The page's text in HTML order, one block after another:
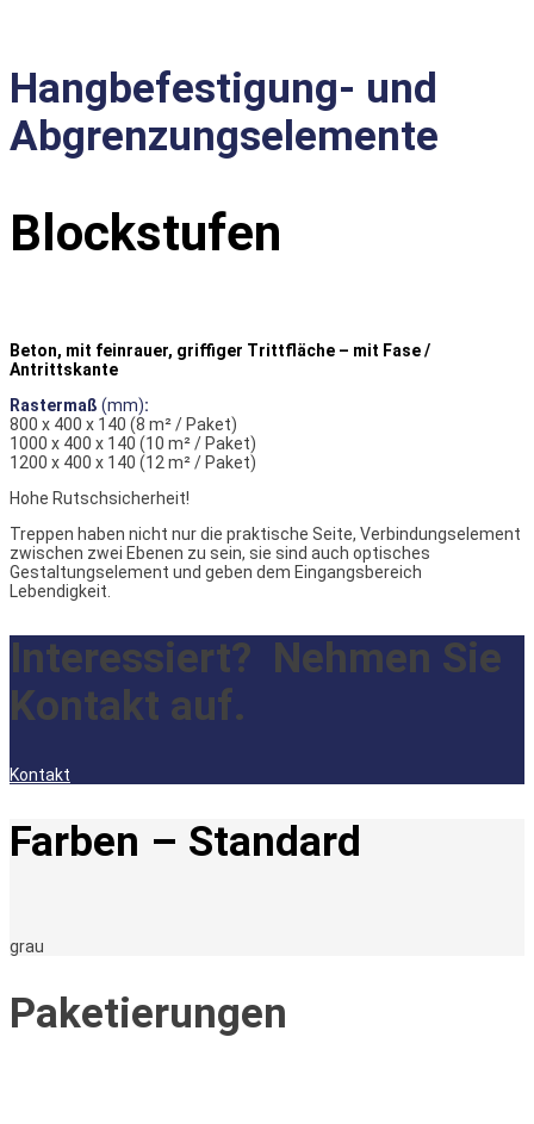
Hangbefestigung- und
Abgrenzungselemente
Blockstufen
Beton, mit feinrauer, griffiger Trittfläche – mit Fase /
Antrittskante
Rastermaß (mm):
800 x 400 x 140 (8 m² / Paket)
1000 x 400 x 140 (10 m² / Paket)
1200 x 400 x 140 (12 m² / Paket)
Hohe Rutschsicherheit!
Treppen haben nicht nur die praktische Seite, Verbindungselement
zwischen zwei Ebenen zu sein, sie sind auch optisches
Gestaltungselement und geben dem Eingangsbereich
Lebendigkeit.
Interessiert? Nehmen Sie
Kontakt auf.
Kontakt
Farben – Standard
grau
Paketierungen